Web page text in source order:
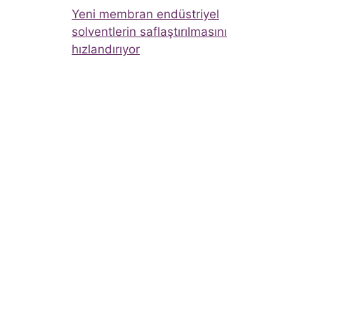
Yeni membran endüstriyel
solventlerin saflaştırılmasını
hızlandırıyor